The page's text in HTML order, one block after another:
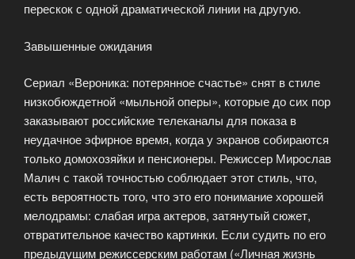
перескок с одной драматической линии на другую.
Завышенные ожидания
Сериал «Вероника: потерянное счастье» снят в стиле
низкобюждетной «мыльной оперы», которые до сих пор
заказывают российские телеканалы для показа в
неудачное эфирное время, когда у экранов собираются
только домохозяйки и пенсионеры. Режиссер Мирослав
Малич с такой точностью соблюдает этот стиль, что,
есть вероятность того, что это его понимание хорошей
мелодрамы: слабая игра актеров, затянутый сюжет,
отвратительное качество картинки. Если судить по его
предыдущим режиссерским работам («Личная жизнь